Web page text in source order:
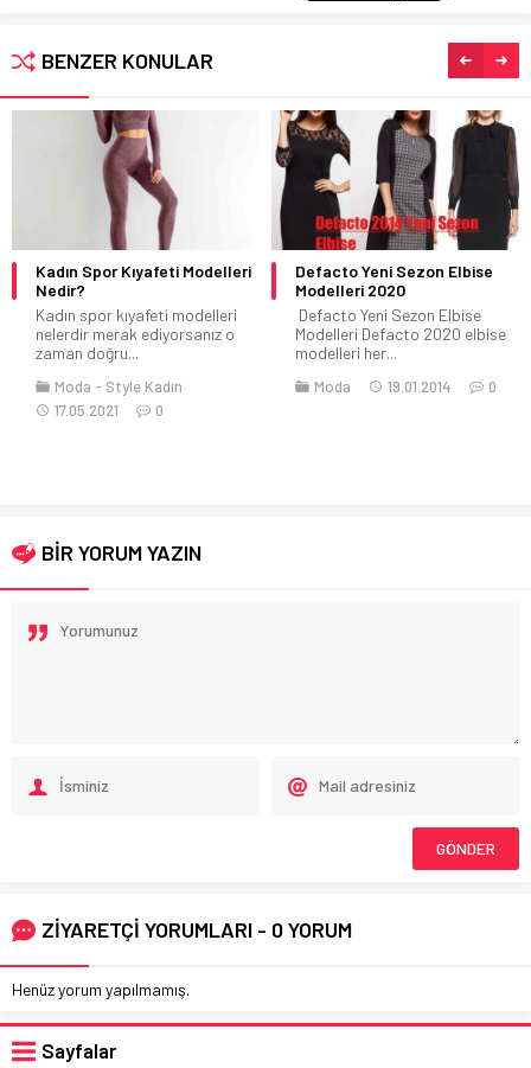
BENZER KONULAR
Kadın Spor Kıyafeti Modelleri
Nedir?
Kadın spor kıyafeti modelleri
nelerdir merak ediyorsanız o
zaman doğru...
Moda
Style Kadın
17.05.2021
0
Defacto Yeni Sezon Elbise
Modelleri 2020
Defacto Yeni Sezon Elbise
Modelleri Defacto 2020 elbise
modelleri her...
Moda 19.01.2014 0
BİR YORUM YAZIN
ZİYARETÇİ YORUMLARI - 0 YORUM
Henüz yorum yapılmamış.
Sayfalar